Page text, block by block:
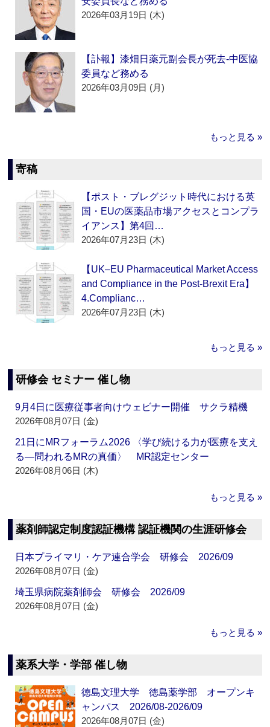
2026年03月19日 (木)
【訃報】漆畑日薬元副会長が死去‐中医協
委員など務める
2026年03月09日 (月)
もっと見る »
寄稿
【ポスト・ブレグジット時代における英
国・EUの医薬品市場アクセスとコンプラ
イアンス】第4回…
2026年07月23日 (木)
【UK–EU Pharmaceutical Market Access
and Compliance in the Post-Brexit Era】
4.Complianc…
2026年07月23日 (木)
もっと見る »
研修会 セミナー 催し物
9月4日に医療従事者向けウェビナー開催 サクラ精機
2026年08月07日 (金)
21日にMRフォーラム2026 〈学び続ける力が医療を支え
る―問われるMRの真価〉 MR認定センター
2026年08月06日 (木)
もっと見る »
薬剤師認定制度認証機構 認証機関の生涯研修会
日本プライマリ・ケア連合学会 研修会 2026/09
2026年08月07日 (金)
埼玉県病院薬剤師会 研修会 2026/09
2026年08月07日 (金)
もっと見る »
薬系大学・学部 催し物
徳島文理大学 徳島薬学部 オープンキ
ャンパス 2026/08-2026/09
2026年08月07日 (金)